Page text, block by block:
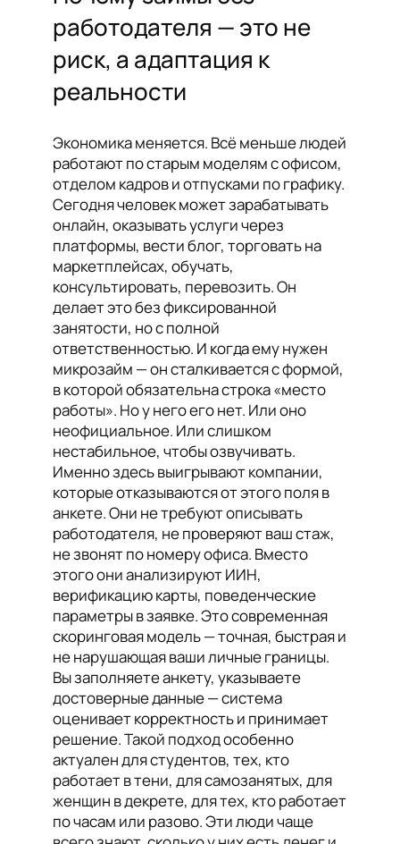
работодателя — это не
риск, а адаптация к
реальности
Экономика меняется. Всё меньше людей
работают по старым моделям с офисом,
отделом кадров и отпусками по графику.
Сегодня человек может зарабатывать
онлайн, оказывать услуги через
платформы, вести блог, торговать на
маркетплейсах, обучать,
консультировать, перевозить. Он
делает это без фиксированной
занятости, но с полной
ответственностью. И когда ему нужен
микрозайм — он сталкивается с формой,
в которой обязательна строка «место
работы». Но у него его нет. Или оно
неофициальное. Или слишком
нестабильное, чтобы озвучивать.
Именно здесь выигрывают компании,
которые отказываются от этого поля в
анкете. Они не требуют описывать
работодателя, не проверяют ваш стаж,
не звонят по номеру офиса. Вместо
этого они анализируют ИИН,
верификацию карты, поведенческие
параметры в заявке. Это современная
скоринговая модель — точная, быстрая и
не нарушающая ваши личные границы.
Вы заполняете анкету, указываете
достоверные данные — система
оценивает корректность и принимает
решение. Такой подход особенно
актуален для студентов, тех, кто
работает в тени, для самозанятых, для
женщин в декрете, для тех, кто работает
по часам или разово. Эти люди чаще